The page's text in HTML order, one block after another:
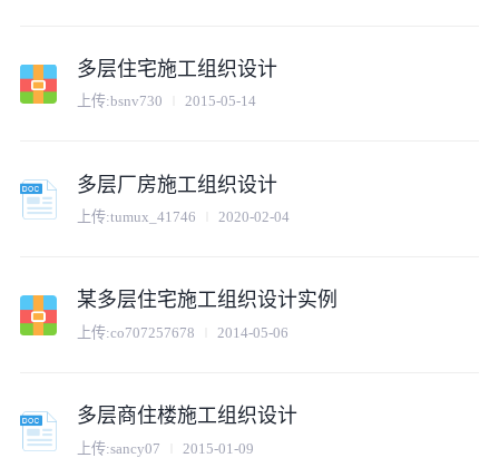
多层住宅施工组织设计
上传:bsnv730 2015-05-14
多层厂房施工组织设计
上传:tumux_41746 2020-02-04
某多层住宅施工组织设计实例
上传:co707257678 2014-05-06
多层商住楼施工组织设计
上传:sancy07 2015-01-09